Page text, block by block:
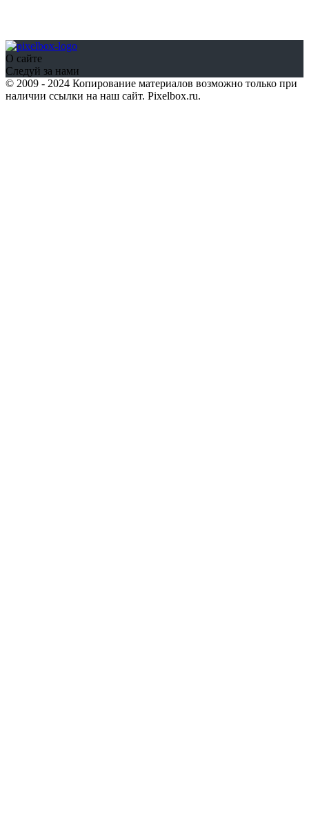
О сайте
Следуй за нами
© 2009 - 2024 Копирование материалов возможно только при
наличии ссылки на наш сайт. Pixelbox.ru.